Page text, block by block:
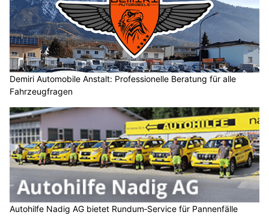
Demiri Automobile Anstalt: Professionelle Beratung für alle
Fahrzeugfragen
Autohilfe Nadig AG bietet Rundum‑Service für Pannenfälle